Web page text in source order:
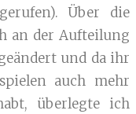
Über die
an der Aufteilung
und da ihr
auch mehr
überlegte ich